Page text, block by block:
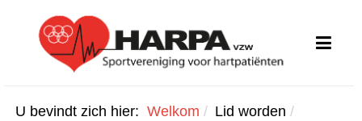
U bevindt zich hier: Welkom Lid worden